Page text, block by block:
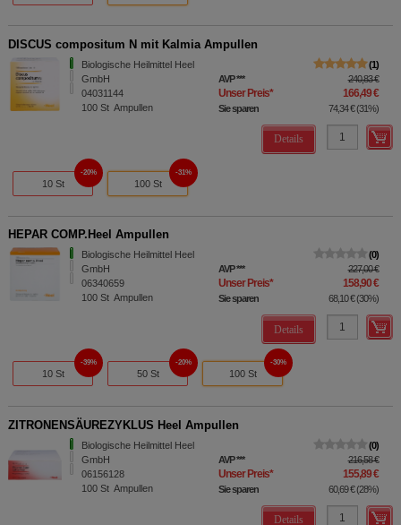
DISCUS compositum N mit Kalmia Ampullen
Biologische Heilmittel Heel
GmbH
04031144
100 St Ampullen
1
AVP*** 240,83 €
Unser Preis* 166,49 €
Sie sparen 74,34 €(31%)
Details
10 St
20%
100 St
31%
HEPAR COMP.Heel Ampullen
Biologische Heilmittel Heel
GmbH
06340659
100 St Ampullen
0
AVP*** 227,00 €
Unser Preis* 158,90 €
Sie sparen 68,10 €(30%)
Details
10 St
39%
50 St
20%
100 St
30%
ZITRONENSÄUREZYKLUS Heel Ampullen
Biologische Heilmittel Heel
GmbH
06156128
100 St Ampullen
0
AVP*** 216,58 €
Unser Preis* 155,89 €
Sie sparen 60,69 €(28%)
Details